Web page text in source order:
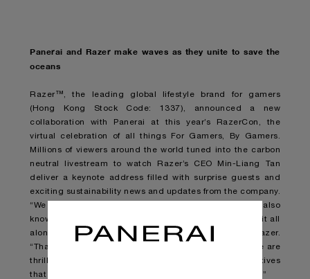
Panerai and Razer make waves as they unite to save the
oceans
Razer™, the leading global lifestyle brand for gamers
(Hong Kong Stock Code: 1337), announced a new
collaboration with Panerai at this year’s RazerCon, the
virtual celebration of all things For Gamers, By Gamers.
Millions of viewers around the world tuned into the carbon
neutral livestream to watch Razer’s CEO Min-Liang Tan
deliver a keynote address filled with surprise guests and
exciting sustainability news and updates from the company.
“We have great ambitions around sustainability, but we also
know that while there’s plenty we can do, we can’t do it all
alone,” says Min-Liang Tan, Co-founder and CEO of Razer.
“That’s why collaboration is key for us at Razer, and we are
thrilled to partner with Panerai on very important initiatives
that will not only benefit consumers, but also the planet.”